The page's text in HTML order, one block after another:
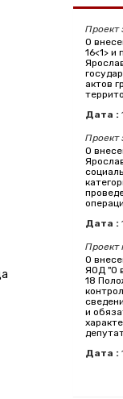
Проект
О
16<1>
актов
Дата :
Проект
О
Дата :
Проект
О
ЯОД "О
18
и
Дата :